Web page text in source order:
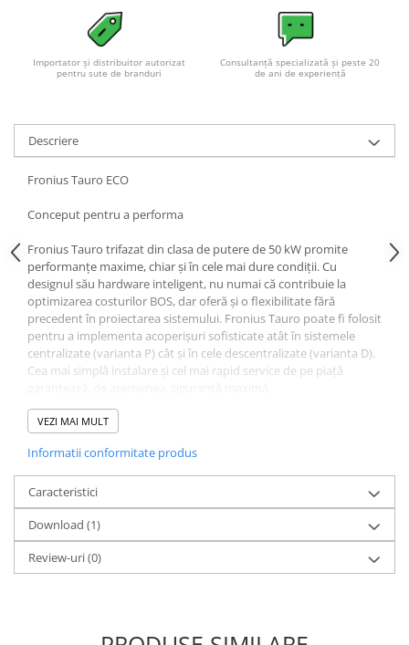
Importator și distribuitor autorizat
pentru sute de branduri
Consultanță specializată și peste 20
de ani de experiență
Descriere
Fronius Tauro ECO
Conceput pentru a performa
Fronius Tauro trifazat din clasa de putere de 50 kW promite
performanțe maxime, chiar și în cele mai dure condiții. Cu
designul său hardware inteligent, nu numai că contribuie la
optimizarea costurilor BOS, dar oferă și o flexibilitate fără
precedent în proiectarea sistemului. Fronius Tauro poate fi folosit
pentru a implementa acoperișuri sofisticate atât în ​​sistemele
centralizate (varianta P) cât și în cele descentralizate (varianta D).
Cea mai simplă instalare și cel mai rapid service de pe piață
DATE DE INTRARE
Max. curent de intrare (Idc max_inverter) 175 A
Domeniu de tensiune de intrare DC (Udc min - Udc max) 580 -
1000 V
Tensiune de pornire de alimentare (pornire Udc) 650 V
Interval de tensiune MPP (Umpp min - Umpp max) 580 - 930 V
Max. Puterea generatorului fotovoltaic (Pdc max) 150 kWpeak
Max. curent de intrare PV1 (Idc max, PV1) 75 A
Max. curent de intrare PV2 (Idc max, PV2) 75 A
VEZI MAI MULT
Informatii conformitate produs
Caracteristici
Download (1)
Review-uri(0)